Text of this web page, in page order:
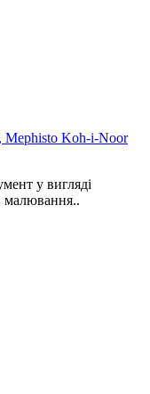
Mephisto Koh-i-Noor
у вигляді
малювання..